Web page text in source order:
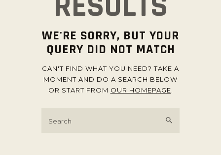
WE'RE SORRY, BUT YOUR
QUERY DID NOT MATCH
CAN'T FIND WHAT YOU NEED? TAKE A
MOMENT AND DO A SEARCH BELOW
OR START FROM OUR HOMEPAGE.